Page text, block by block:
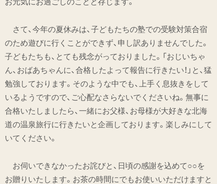
お元気にお過ごしのことと存じます。
さて、今年の夏休みは、子どもたちの塾での受験対策合宿
のため遊びに行くことができず、申し訳ありませんでした。
子どもたちも、とても残念がっておりました。「おじいちゃ
ん、おばあちゃんに、合格したよって報告に行きたい！」と、猛
勉強しております。そのような中でも、上手く息抜きをして
いるようですので、ご心配なさらないでくださいね。無事に
合格いたしましたら、一緒にお父様、お母様が大好きな北海
道の温泉旅行に行きたいと企画しております。楽しみにして
いてください。
お伺いできなかったお詫びと、日頃の感謝を込めて○○を
お贈りいたします。お茶の時間にでもお使いいただけますと
ミドリオフィシャルサイト